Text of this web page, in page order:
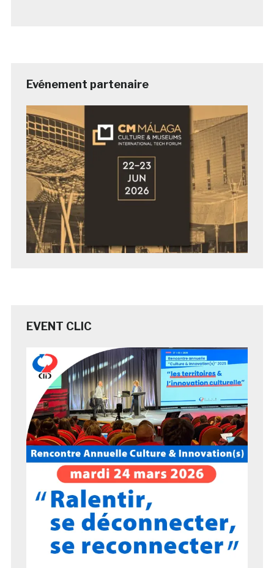
Evénement partenaire
EVENT CLIC